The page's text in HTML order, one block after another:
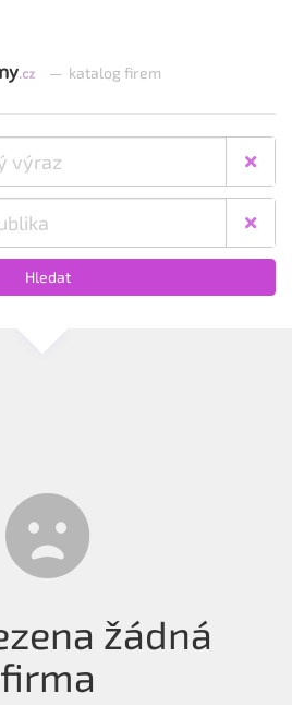
— katalog firem
Hledat
žádná
firma